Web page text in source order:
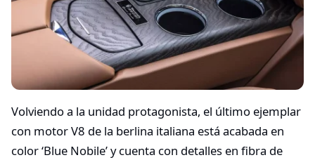
Volviendo a la unidad protagonista, el último ejemplar
con motor V8 de la berlina italiana está acabada en
color ‘Blue Nobile’ y cuenta con detalles en fibra de